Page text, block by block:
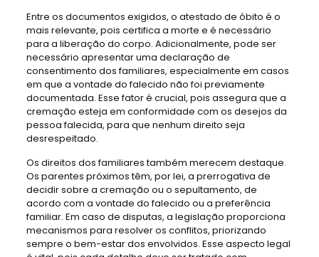
Entre os documentos exigidos, o atestado de óbito é o
mais relevante, pois certifica a morte e é necessário
para a liberação do corpo. Adicionalmente, pode ser
necessário apresentar uma declaração de
consentimento dos familiares, especialmente em casos
em que a vontade do falecido não foi previamente
documentada. Esse fator é crucial, pois assegura que a
cremação esteja em conformidade com os desejos da
pessoa falecida, para que nenhum direito seja
desrespeitado.
Os direitos dos familiares também merecem destaque.
Os parentes próximos têm, por lei, a prerrogativa de
decidir sobre a cremação ou o sepultamento, de
acordo com a vontade do falecido ou a preferência
familiar. Em caso de disputas, a legislação proporciona
mecanismos para resolver os conflitos, priorizando
sempre o bem-estar dos envolvidos. Esse aspecto legal